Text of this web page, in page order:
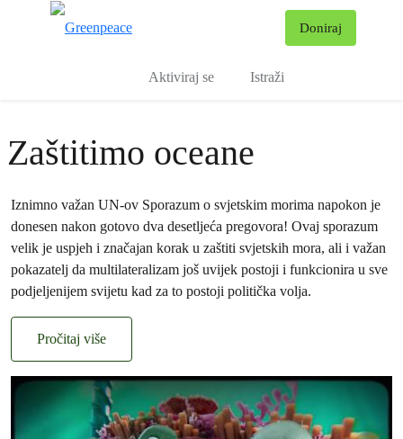
Doniraj
Aktiviraj se Istraži
Zaštitimo oceane
Iznimno važan UN-ov Sporazum o svjetskim morima napokon je
donesen nakon gotovo dva desetljeća pregovora! Ovaj sporazum
velik je uspjeh i značajan korak u zaštiti svjetskih mora, ali i važan
pokazatelj da multilateralizam još uvijek postoji i funkcionira u sve
podjeljenijem svijetu kad za to postoji politička volja.
Pročitaj više